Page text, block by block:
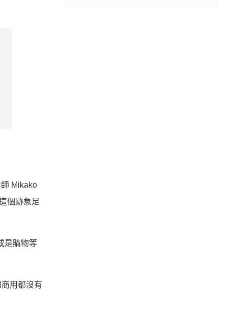
Mikako
個跡象足
是購物等
用都沒有